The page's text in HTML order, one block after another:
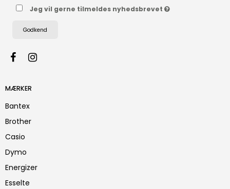
Jeg vil gerne tilmeldes nyhedsbrevet
Godkend
MÆRKER
Bantex
Brother
Casio
Dymo
Energizer
Esselte